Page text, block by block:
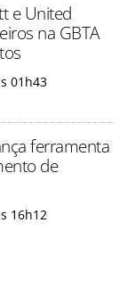
e United
na GBTA
01h43
ferramenta
de
16h12